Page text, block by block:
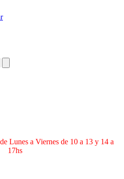
Lunes a Viernes de 10 a 13 y 14 a
17hs